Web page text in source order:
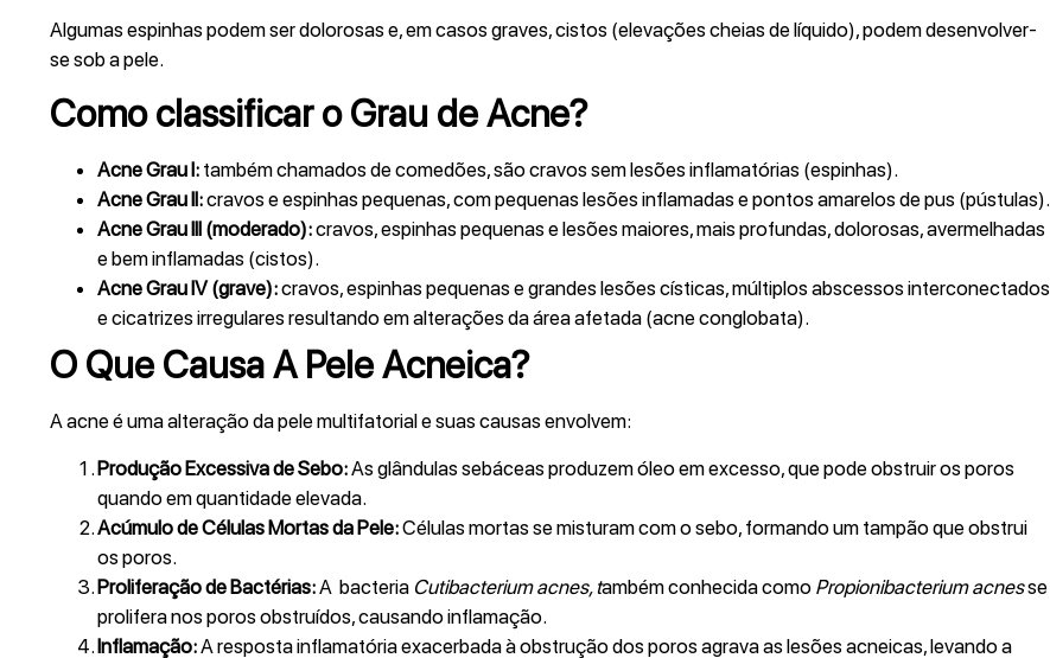
Algumas espinhas podem ser dolorosas e, em casos graves, cistos (elevações cheias de líquido), podem desenvolver-
se sob a pele.
Como classificar o Grau de Acne?
Acne Grau I: também chamados de comedões, são cravos sem lesões inflamatórias (espinhas).
Acne Grau II:cravos e espinhas pequenas, com pequenas lesões inflamadas e pontos amarelos de pus (pústulas).
Acne Grau III (moderado):cravos, espinhas pequenas e lesões maiores, mais profundas, dolorosas, avermelhadas
e bem inflamadas (cistos).
Acne Grau IV (grave):cravos, espinhas pequenas e grandes lesões císticas, múltiplos abscessos interconectados
e cicatrizes irregulares resultando em alterações da área afetada (acne conglobata).
O Que Causa A Pele Acneica?
A acne é uma alteração da pele multifatorial e suas causas envolvem:
Produção Excessiva de Sebo:As glândulas sebáceas produzem óleo em excesso, que pode obstruir os poros
quando em quantidade elevada.
Acúmulo de Células Mortas da Pele:Células mortas se misturam com o sebo, formando um tampão que obstrui
os poros.
Proliferação de Bactérias:A bacteria Cutibacterium acnes, também conhecida como Propionibacterium acnesse
prolifera nos poros obstruídos, causando inflamação.
Inflamação:A resposta inflamatória exacerbada à obstrução dos poros agrava as lesões acneicas, levando a